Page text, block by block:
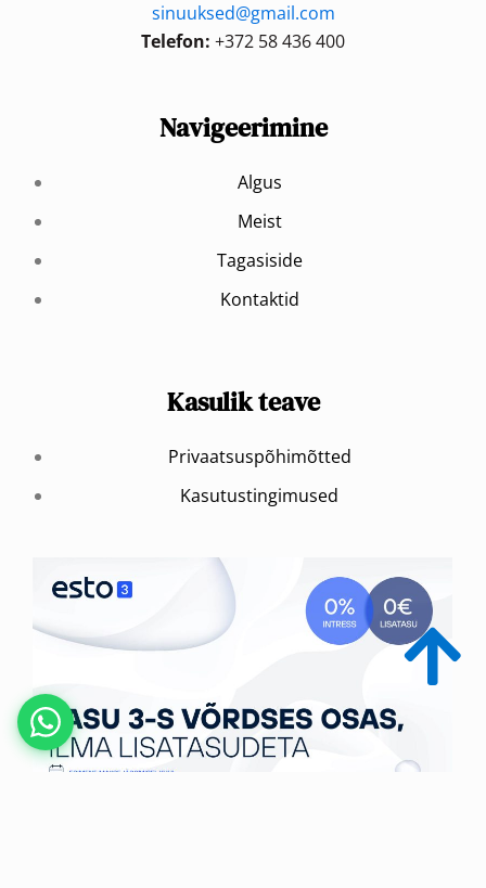
sinuuksed@gmail.com
Telefon: +372 58 436 400
Navigeerimine
Algus
Meist
Tagasiside
Kontaktid
Kasulik teave
Privaatsuspõhimõtted
Kasutustingimused